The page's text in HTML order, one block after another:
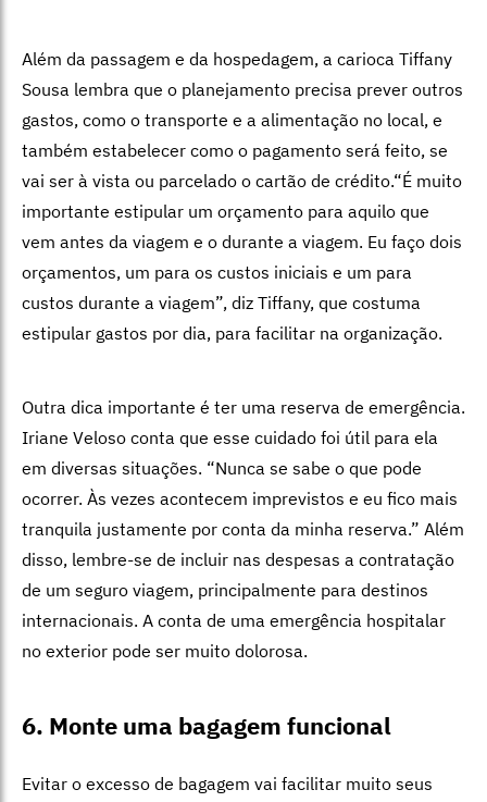
Além da passagem e da hospedagem, a carioca Tiffany
Sousa lembra que o planejamento precisa prever outros
gastos, como o transporte e a alimentação no local, e
também estabelecer como o pagamento será feito, se
vai ser à vista ou parcelado o cartão de crédito.“É muito
importante estipular um orçamento para aquilo que
vem antes da viagem e o durante a viagem. Eu faço dois
orçamentos, um para os custos iniciais e um para
custos durante a viagem”, diz Tiffany, que costuma
estipular gastos por dia, para facilitar na organização.
Outra dica importante é ter uma reserva de emergência.
Iriane Veloso conta que esse cuidado foi útil para ela
em diversas situações. “Nunca se sabe o que pode
ocorrer. Às vezes acontecem imprevistos e eu fico mais
tranquila justamente por conta da minha reserva.” Além
disso, lembre-se de incluir nas despesas a contratação
de um seguro viagem, principalmente para destinos
internacionais. A conta de uma emergência hospitalar
no exterior pode ser muito dolorosa.
6. Monte uma bagagem funcional
Evitar o excesso de bagagem vai facilitar muito seus